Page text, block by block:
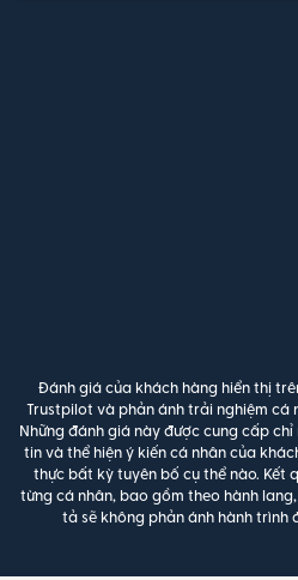
Đánh giá của khách hàng hiển thị
Trustpilot và phản ánh trải nghiệm cá
Những đánh giá này được cung cấp
tin và thể hiện ý kiến cá nhân của
thực bất kỳ tuyên bố cụ thể nào. Kết
từng cá nhân, bao gồm theo hành
tả sẽ không phản ánh hành trình